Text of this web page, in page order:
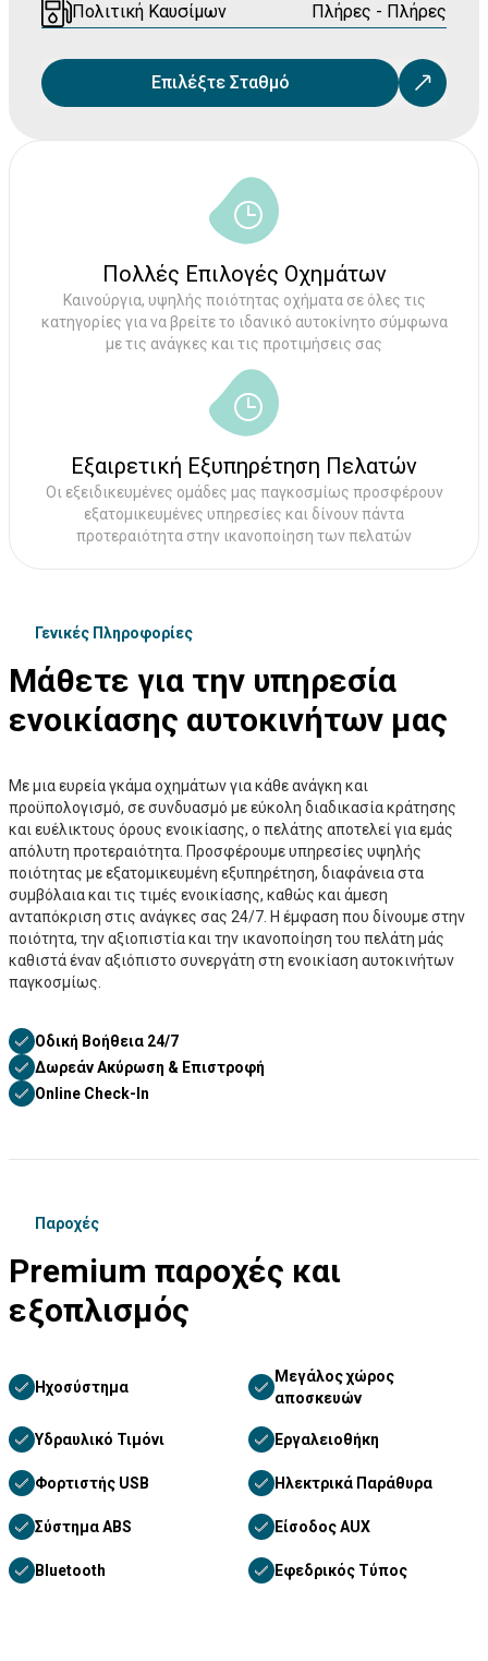
Πολλές Επιλογές Οχημάτων
Καινούργια, υψηλής ποιότητας οχήματα σε όλες τις
κατηγορίες για να βρείτε το ιδανικό αυτοκίνητο σύμφωνα
με τις ανάγκες και τις προτιμήσεις σας
Εξαιρετική Εξυπηρέτηση Πελατών
Οι εξειδικευμένες ομάδες μας παγκοσμίως προσφέρουν
εξατομικευμένες υπηρεσίες και δίνουν πάντα
προτεραιότητα στην ικανοποίηση των πελατών
Πολιτική Καυσίμων
Πλήρες - Πλήρες
Επιλέξτε Σταθμό
Γενικές Πληροφορίες
Μάθετε για την υπηρεσία
ενοικίασης αυτοκινήτων μας
Με μια ευρεία γκάμα οχημάτων για κάθε ανάγκη και
προϋπολογισμό, σε συνδυασμό με εύκολη διαδικασία κράτησης
και ευέλικτους όρους ενοικίασης, ο πελάτης αποτελεί για εμάς
απόλυτη προτεραιότητα. Προσφέρουμε υπηρεσίες υψηλής
ποιότητας με εξατομικευμένη εξυπηρέτηση, διαφάνεια στα
συμβόλαια και τις τιμές ενοικίασης, καθώς και άμεση
ανταπόκριση στις ανάγκες σας 24/7. Η έμφαση που δίνουμε στην
ποιότητα, την αξιοπιστία και την ικανοποίηση του πελάτη μάς
καθιστά έναν αξιόπιστο συνεργάτη στη ενοικίαση αυτοκινήτων
παγκοσμίως.
Οδική Βοήθεια 24/7
Δωρεάν Ακύρωση & Επιστροφή
Online Check-In
Παροχές
Premium παροχές και
εξοπλισμός
Ηχοσύστημα
Μεγάλος χώρος
αποσκευών
Υδραυλικό Τιμόνι Εργαλειοθήκη
Φορτιστής USB Ηλεκτρικά Παράθυρα
Σύστημα ABS Είσοδος AUX
Bluetooth Εφεδρικός Τύπος